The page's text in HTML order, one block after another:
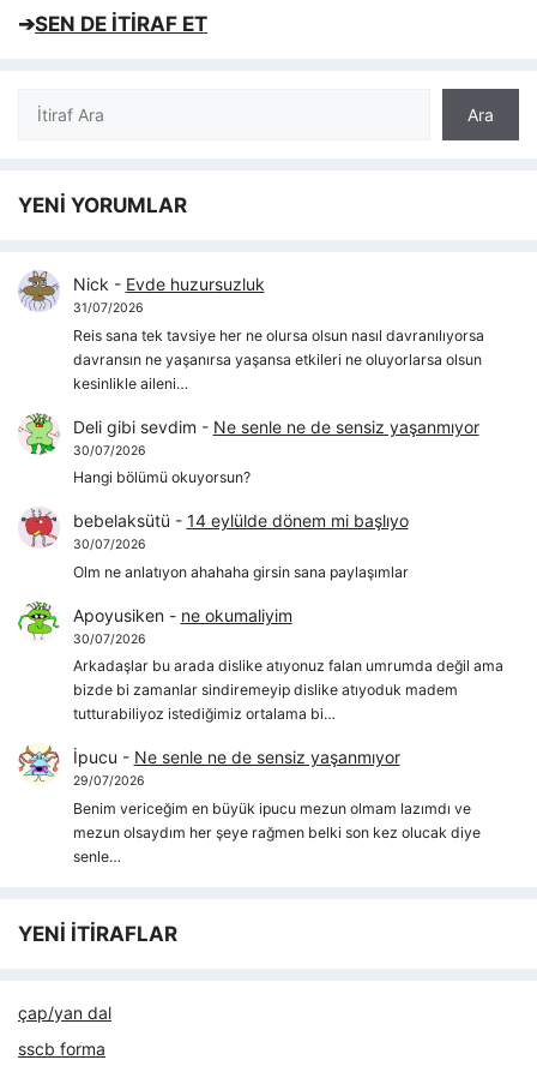
➔SEN DE İTİRAF ET
Ara
Ara
YENİ YORUMLAR
Nick - Evde huzursuzluk
31/07/2026
Reis sana tek tavsiye her ne olursa olsun nasıl davranılıyorsa
davransın ne yaşanırsa yaşansa etkileri ne oluyorlarsa olsun
kesinlikle aileni…
Deli gibi sevdim - Ne senle ne de sensiz yaşanmıyor
30/07/2026
Hangi bölümü okuyorsun?
bebelaksütü - 14 eylülde dönem mi başlıyo
30/07/2026
Olm ne anlatıyon ahahaha girsin sana paylaşımlar
Apoyusiken- ne okumaliyim
30/07/2026
Arkadaşlar bu arada dislike atıyonuz falan umrumda değil ama
bizde bi zamanlar sindiremeyip dislike atıyoduk madem
tutturabiliyoz istediğimiz ortalama bi…
İpucu - Ne senle ne de sensiz yaşanmıyor
29/07/2026
Benim vericeğim en büyük ipucu mezun olmam lazımdı ve
mezun olsaydım her şeye rağmen belki son kez olucak diye
senle…
YENİ İTİRAFLAR
çap/yan dal
sscb forma